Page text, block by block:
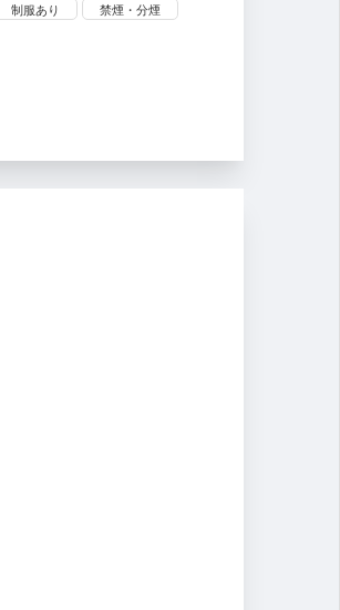
制服あり
禁煙・分煙